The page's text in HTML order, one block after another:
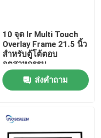
10 จุด Ir Multi Touch
Overlay Frame 21.5 นิ้ว
สำหรับตู้โต้ตอบ
อุตสาหกรรม
ส่งคำถาม